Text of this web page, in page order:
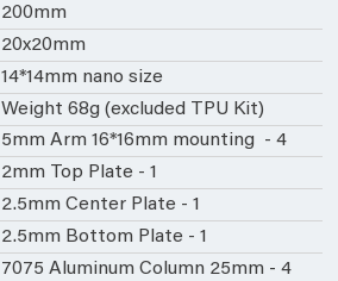
200mm
20x20mm
14*14mm nano size
Weight 68g (excluded TPU Kit)
5mm Arm 16*16mm mounting - 4
2mm Top Plate - 1
2.5mm Center Plate - 1
2.5mm Bottom Plate - 1
7075 Aluminum Column 25mm - 4